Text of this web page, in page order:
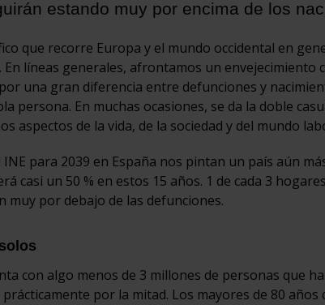
estando muy por encima de los
que recorre Europa y el mundo occidental en
líneas generales, afrontamos un envejecimiento
una gran diferencia entre defunciones y
persona. En muchas ocasiones, se da la doble
aspectos de la vida, de la sociedad y del mundo
para 2039 en España nos pintan un país aún
casi un 50 % en estos 15 años. 1 de cada 3
muy por debajo de las defunciones.
con algo menos de 3 millones de personas que
por la mitad. Los mayores de 80 años